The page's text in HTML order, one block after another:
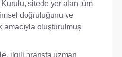
Kurulu, sitede yer alan tüm
doğruluğunu ve
oluşturulmuş
ilgili branşta uzman